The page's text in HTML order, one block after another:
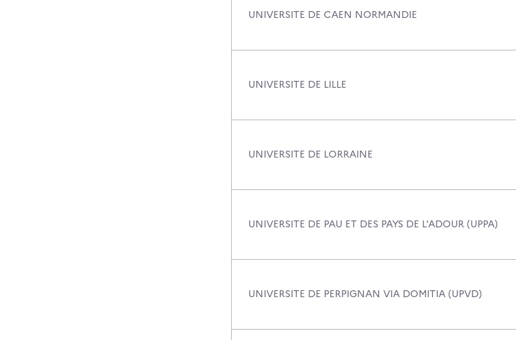
UNIVERSITE DE CAEN NORMANDIE
UNIVERSITE DE LILLE
UNIVERSITE DE LORRAINE
UNIVERSITE DE PAU ET DES PAYS DE L'ADOUR (UPPA)
UNIVERSITE DE PERPIGNAN VIA DOMITIA (UPVD)